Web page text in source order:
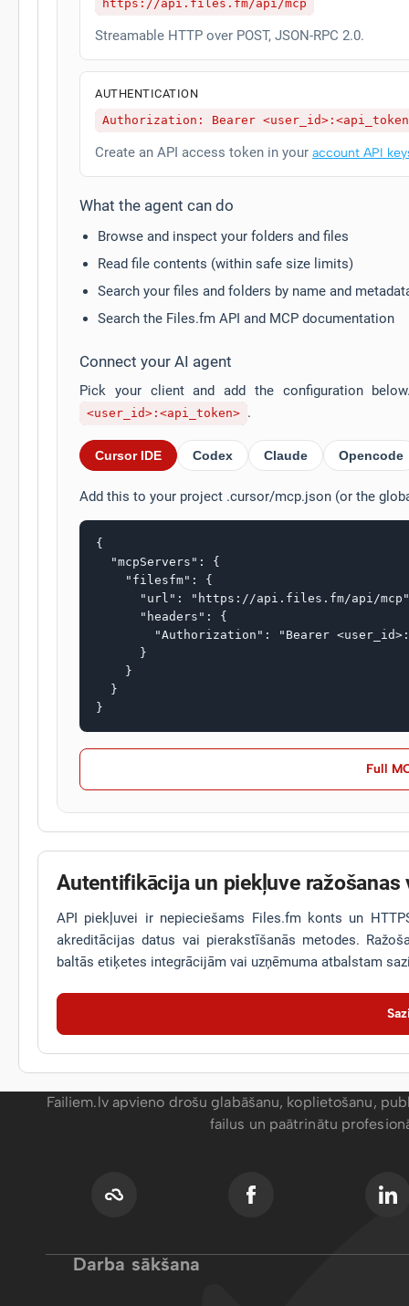
https://api.files.fm/api/mcp
Streamable HTTP over POST, JSON-RPC 2.0.
AUTHENTICATION
Authorization: Bearer
Create an API access token in your account API
What the agent can do
Browse and inspect your folders and files
Read file contents (within safe size limits)
Search your files and folders by name and
Search the Files.fm API and MCP documentation
Connect your AI agent
Pick your client and add the configuration
<user_id>:<api_token> .
Cursor IDE Codex Claude Opencode
Add this to your project .cursor/mcp.json (or the
{
  "mcpServers": {
    "filesfm": {
"url": "https://api.files.fm/api/
      "headers": {
"Authorization": "Bearer
      }
    }
  }
}
Full
Autentifikācija un piekļuve ražošanas
API piekļuvei ir nepieciešams Files.fm konts un
akreditācijas datus vai pierakstīšanās metodes.
baltās etiķetes integrācijām vai uzņēmuma atbalstam
Failiem.lv apvieno drošu glabāšanu, koplietošanu,
failus un paātrinātu
Darba sākšana